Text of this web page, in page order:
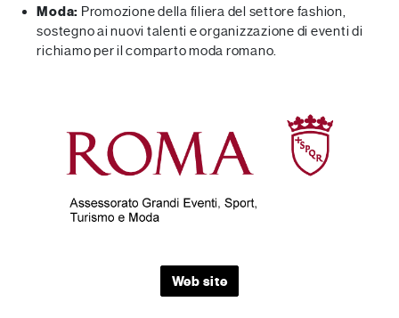
Moda: Promozione della filiera del settore fashion,
sostegno ai nuovi talenti e organizzazione di eventi di
richiamo per il comparto moda romano.
Web site